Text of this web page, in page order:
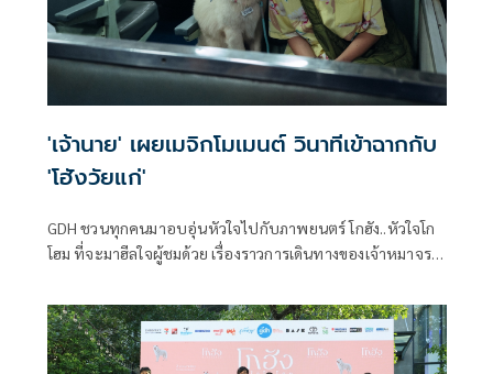
'เจ้านาย' เผยเมจิกโมเมนต์ วินาทีเข้าฉากกับ
'โฮังวัยแก่'
GDH ชวนทุกคนมาอบอุ่นหัวใจไปกับภาพยนตร์ โกฮัง..หัวใจโก
โฮม ที่จะมาฮีลใจผู้ชมด้วย เรื่องราวการเดินทางของเจ้าหมาจรที่
เจ้าของ โดยในพาร์ตที่เล่าเรื่อง โกฮังในวัยแก่ ได้นักแสดงวัยรุ่น
ฝีมือดีอย่าง เจ้านาย-จินเจษฎ์ วรรธนะสิน รับบท เปเล่ และ ตู-
ต้นตะวัน ตันติเวชกุล รับบท ใจดี